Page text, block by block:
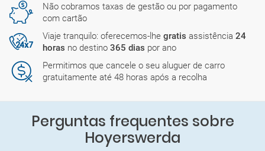
Não cobramos taxas de gestão ou por pagamento
com cartão
Viaje tranquilo: oferecemos-lhe gratis assistência 24
horas no destino 365 dias por ano
Permitimos que cancele o seu aluguer de carro
gratuitamente até 48 horas após a recolha
Perguntas frequentes sobre
Hoyerswerda